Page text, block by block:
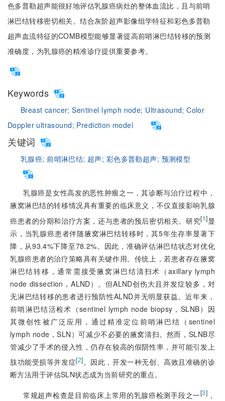
色多普勒超声能很好地评估乳腺癌病灶的整体血流比，且与前哨
淋巴结转移密切相关。结合灰阶超声影像组学特征和彩色多普勒
超声血流特征的COMB模型能够显著提高前哨淋巴结转移的预测
准确度，为乳腺癌的精准诊疗提供重要参考。
Keywords
Breast cancer;Sentinel lymph node; Ultrasound;Color
Doppler ultrasound; Prediction model
关键词
乳腺癌;前哨淋巴结; 超声; 彩色多普勒超声; 预测模型
乳腺癌是女性高发的恶性肿瘤之一，其诊断与治疗过程中，
腋窝淋巴结的转移情况具有重要的临床意义，不仅直接影响乳腺
癌患者的分期和治疗方案，还与患者的预后密切相关。研究[1]显
示，当乳腺癌患者伴随腋窝淋巴结转移时，其5年生存率显著下
降，从93.4%下降至78.2%。因此，准确评估淋巴结状态对优化
乳腺癌患者的治疗策略具有关键作用。传统上，若患者存在腋窝
淋巴结转移，通常需接受腋窝淋巴结清扫术（axillary lymph
node dissection，ALND）。但ALND创伤大且并发症较多，对
无淋巴结转移的患者进行预防性ALND并无明显获益。近年来，
前哨淋巴结活检术（sentinel lymph node biopsy，SLNB）因
其微创性被广泛应用，通过精准定位前哨淋巴结（sentinel
lymph node，SLN）可减少不必要的腋窝清扫。然而，SLNB尽
管减少了手术的侵入性，仍存在较高的假阴性率，并可能引发上
肢功能受损等并发症[2]。因此，开发一种无创、高效且准确的诊
断方法用于评估SLN状态成为当前研究的重点。
常规超声检查是目前临床上常用的乳腺癌检测手段之一[3] ，